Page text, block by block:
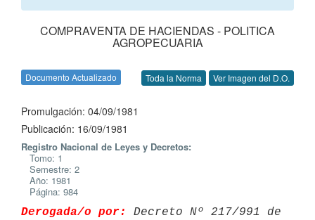
COMPRAVENTA DE HACIENDAS - POLITICA
AGROPECUARIA
Documento Actualizado Toda la Norma Ver Imagen del D.O.
Promulgación: 04/09/1981
Publicación: 16/09/1981
Registro Nacional de Leyes y Decretos:
Tomo: 1
Semestre: 2
Año: 1981
Página: 984
Derogada/o por:
Decreto Nº 217/991 de